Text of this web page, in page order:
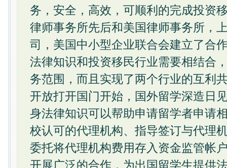
务，安全，高效，可顺利的完成投资
律师事务所先后和美国律师事务所，
司，美国中小型企业联合会建立了合
法律知识和投资移民行业需要相结合
务范围，而且实现了两个行业的互利
开放打开国门开始，国外留学深造日
身法律知识可以帮助申请留学者申请
校认可的代理机构、指导签订与代理
委托将代理机构费用存入资金监管帐
开展广泛的合作，为出国留学生提供